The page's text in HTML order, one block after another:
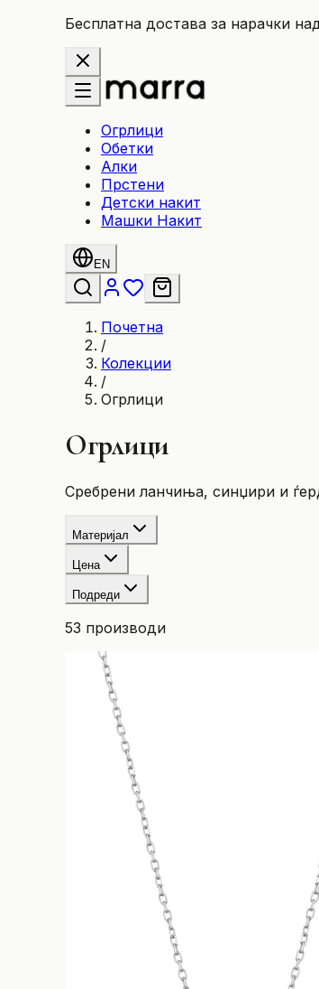
Бесплатна достава за нарачки
Огрлици
Обетки
Алки
Прстени
Детски накит
Машки Накит
EN
Почетна
/
Колекции
/
Огрлици
Огрлици
Сребрени ланчиња, синџири и
Материјал
Цена
Подреди
53 производи